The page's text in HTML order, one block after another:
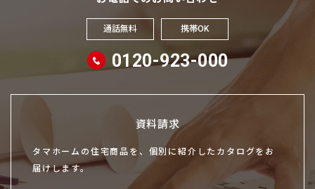
通話無料 携帯OK
0120-923-000
資料請求
タマホームの住宅商品を、個別に紹介したカタログをお
届けします。